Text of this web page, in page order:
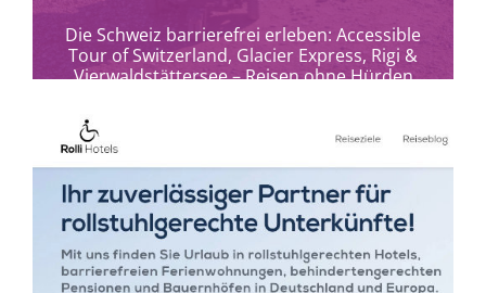
Die Schweiz barrierefrei erleben: Accessible
Tour of Switzerland, Glacier Express, Rigi &
Vierwaldstättersee – Reisen ohne Hürden